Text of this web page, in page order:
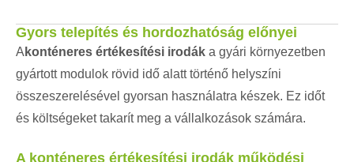
Gyors telepítés és hordozhatóság előnyei
A konténeres értékesítési irodák a gyári környezetben
gyártott modulok rövid idő alatt történő helyszíni
összeszerelésével gyorsan használatra készek. Ez időt
és költségeket takarít meg a vállalkozások számára.
A konténeres értékesítési irodák működési